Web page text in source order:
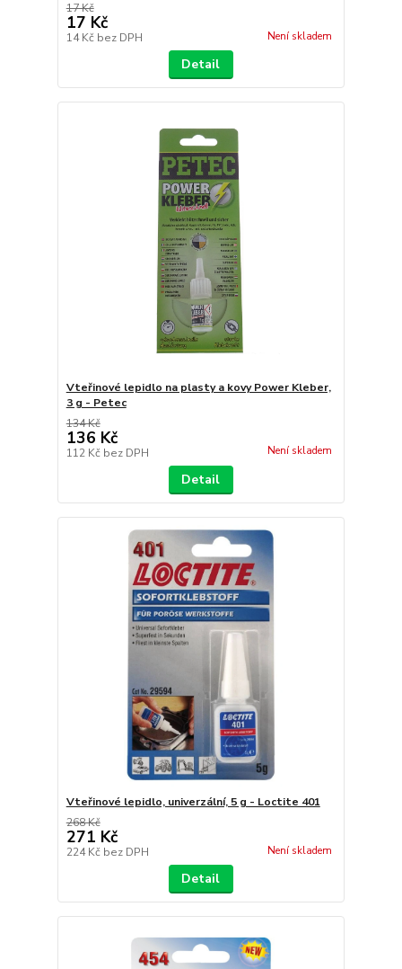
17 Kč
17 Kč
14 Kč bez DPH Není skladem
Detail
Vteřinové lepidlo na plasty a kovy Power Kleber,
3 g - Petec
134 Kč
136 Kč
112 Kč bez DPH Není skladem
Detail
Vteřinové lepidlo, univerzální, 5 g - Loctite 401
268 Kč
271 Kč
224 Kč bez DPH Není skladem
Detail